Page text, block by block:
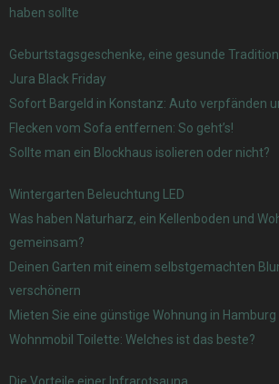
haben sollte
Geburtstagsgeschenke, eine gesunde Tradition
Jura Black Friday
Sofort Bargeld in Konstanz: Auto verpfänden
Flecken vom Sofa entfernen: So geht’s!
Sollte man ein Blockhaus isolieren oder nicht?
Wintergarten Beleuchtung LED
Was haben Naturharz, ein Kellenboden und
gemeinsam?
Deinen Garten mit einem selbstgemachten
verschönern
Mieten Sie eine günstige Wohnung in Hamburg
Wohnmobil Toilette: Welches ist das beste?
Die Vorteile einer Infrarotsauna